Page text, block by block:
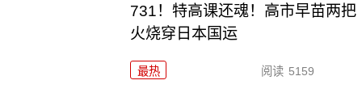
731！特高课还魂！高市早苗两把
火烧穿日本国运
最热 阅读 5159